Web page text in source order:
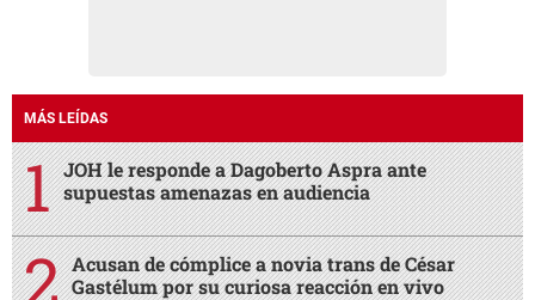
MÁS LEÍDAS
JOH le responde a Dagoberto Aspra ante
supuestas amenazas en audiencia
Acusan de cómplice a novia trans de César
Gastélum por su curiosa reacción en vivo